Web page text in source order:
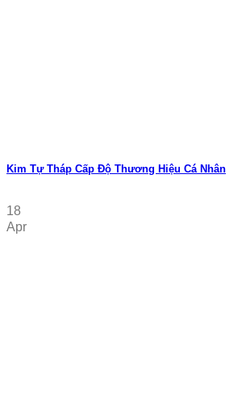
Kim Tự Tháp Cấp Độ Thương Hiệu Cá Nhân
18
Apr